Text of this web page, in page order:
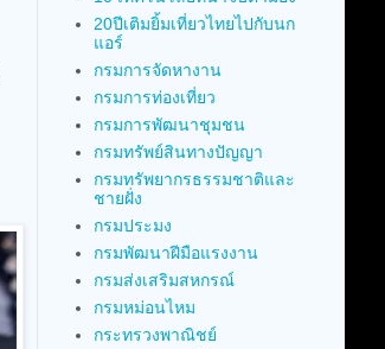
20ปีเติมยิ้มเที่ยวไทยไปกับนก
แอร์
กรมการจัดหางาน
กรมการท่องเที่ยว
กรมการพัฒนาชุมชน
กรมทรัพย์สินทางปัญญา
กรมทรัพยากรธรรมชาติและ
ชายฝั่ง
กรมประมง
กรมพัฒนาฝีมือแรงงาน
กรมส่งเสริมสหกรณ์
กรมหม่อนไหม
กระทรวงพาณิชย์